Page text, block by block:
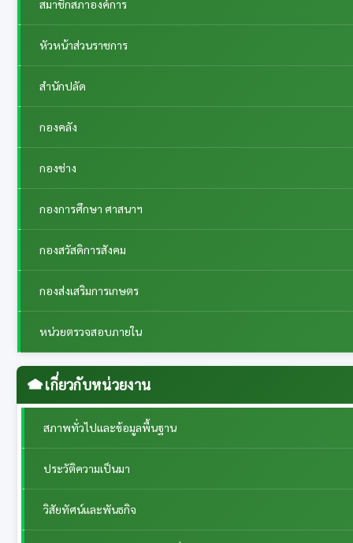
สมาชิกสภาองค์การ
หัวหน้าส่วนราชการ
สำนักปลัด
กองคลัง
กองช่าง
กองการศึกษา ศาสนาฯ
กองสวัสดิการสังคม
กองส่งเสริมการเกษตร
หน่วยตรวจสอบภายใน
เกี่ยวกับหน่วยงาน
สภาพทั่วไปและข้อมูลพื้นฐาน
ประวัติความเป็นมา
วิสัยทัศน์และพันธกิจ